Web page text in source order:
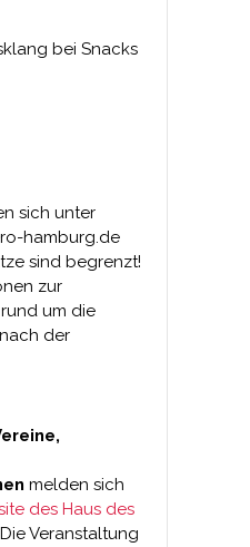
bei Snacks
sich unter
hamburg.de
sind begrenzt!
zur
um die
der
melden sich
des Haus des
Die Veranstaltung